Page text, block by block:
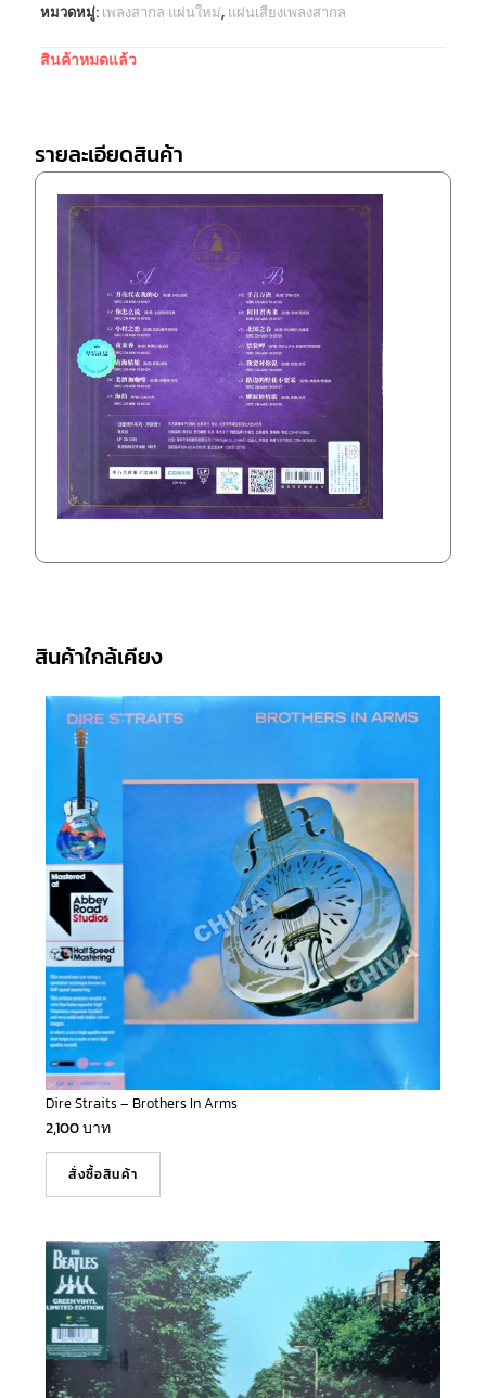
หมวดหมู่: เพลงสากล แผ่นใหม่, แผ่นเสียงเพลงสากล
สินค้าหมดแล้ว
รายละเอียดสินค้า
สินค้าใกล้เคียง
Dire Straits – Brothers In Arms
2,100บาท
สั่งซื้อสินค้า